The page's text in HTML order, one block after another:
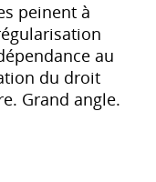
peinent à
au
du droit
Grand angle.